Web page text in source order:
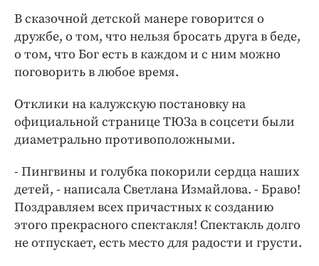
В сказочной детской манере говорится о
дружбе, о том, что нельзя бросать друга в беде,
о том, что Бог есть в каждом и с ним можно
поговорить в любое время.
Отклики на калужскую постановку на
официальной странице ТЮЗа в соцсети были
диаметрально противоположными.
- Пингвины и голубка покорили сердца наших
детей, - написала Светлана Измайлова. - Браво!
Поздравляем всех причастных к созданию
этого прекрасного спектакля! Спектакль долго
не отпускает, есть место для радости и грусти.